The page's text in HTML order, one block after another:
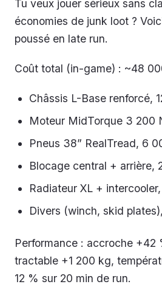
Tu veux jouer sérieux sans
économies de junk loot ?
poussé en late run.
Coût total (in-game) : ~48
Châssis L-Base renforcé,
Moteur MidTorque 3 200
Pneus 38” RealTread, 6
Blocage central + arrière,
Radiateur XL +
Divers (winch, skid
Performance : accroche +42
tractable +1 200 kg,
12 % sur 20 min de run.